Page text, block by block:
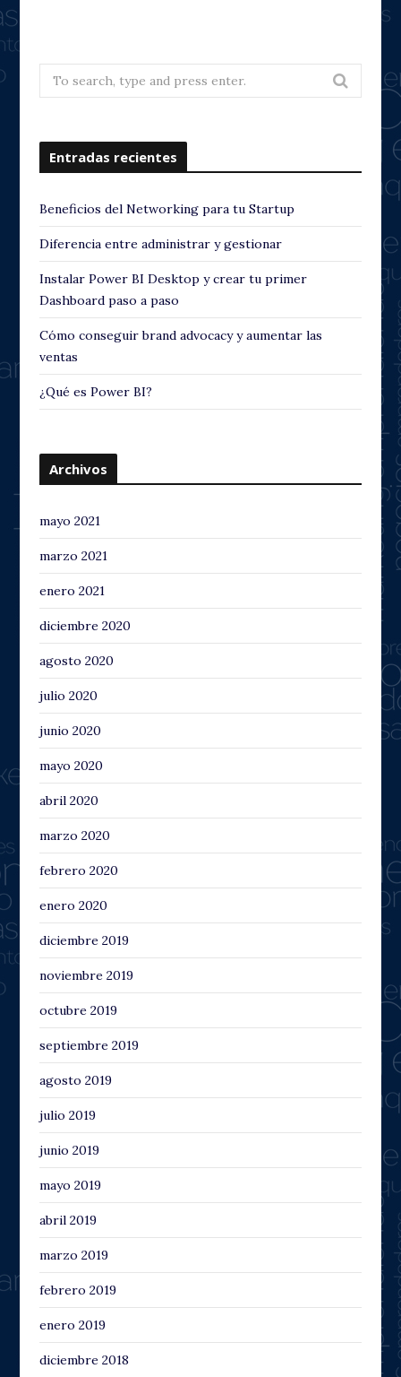
Search
for:
Entradas recientes
Beneficios del Networking para tu Startup
Diferencia entre administrar y gestionar
Instalar Power BI Desktop y crear tu primer
Dashboard paso a paso
Cómo conseguir brand advocacy y aumentar las
ventas
¿Qué es Power BI?
Archivos
mayo 2021
marzo 2021
enero 2021
diciembre 2020
agosto 2020
julio 2020
junio 2020
mayo 2020
abril 2020
marzo 2020
febrero 2020
enero 2020
diciembre 2019
noviembre 2019
octubre 2019
septiembre 2019
agosto 2019
julio 2019
junio 2019
mayo 2019
abril 2019
marzo 2019
febrero 2019
enero 2019
diciembre 2018